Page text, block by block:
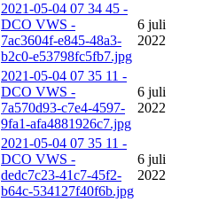
2021-05-04 07 34 45 -
DCO VWS -
7ac3604f-e845-48a3-
b2c0-e53798fc5fb7.jpg
6 juli
2022
2021-05-04 07 35 11 -
DCO VWS -
7a570d93-c7e4-4597-
9fa1-afa4881926c7.jpg
6 juli
2022
2021-05-04 07 35 11 -
DCO VWS -
dedc7c23-41c7-45f2-
b64c-534127f40f6b.jpg
6 juli
2022